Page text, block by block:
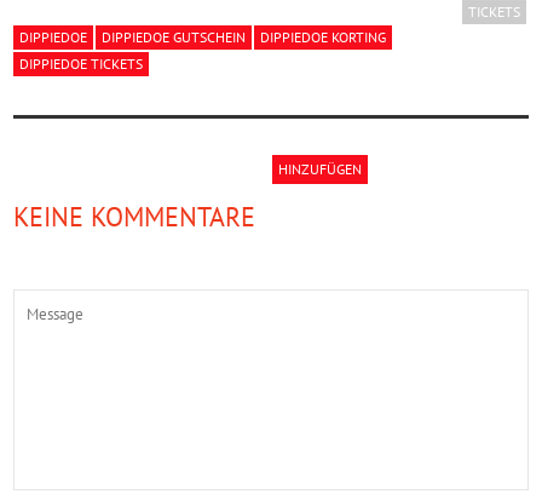
TICKETS
DIPPIEDOE
DIPPIEDOE GUTSCHEIN
DIPPIEDOE KORTING
DIPPIEDOE TICKETS
KEINE KOMMENTARE
HINZUFÜGEN